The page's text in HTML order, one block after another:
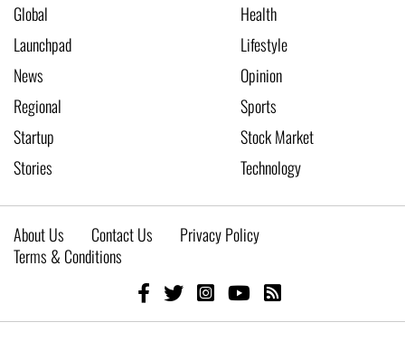
Global
Health
Launchpad
Lifestyle
News
Opinion
Regional
Sports
Startup
Stock Market
Stories
Technology
About Us Contact Us
Privacy Policy
Terms & Conditions